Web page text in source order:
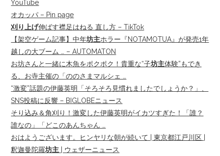
YouTube
オカッパ – Pin page
刈り上げ伸ばす襟足はねる 直し方 – TikTok
【架空ゲーム記事】中年坊主ホラー『NOTAMOTUA』が発売1年
越しの大ブーム … – AUTOMATON
お坊さんと一緒に木魚をポクポク！貴重な“子坊主体験”もでき
る、お寺主催の「ののさまマルシェ …
“激変”話題の伊藤英明「そろそろ見慣れましたでしょうか？」、
SNS投稿に反響 – BIGLOBEニュース
そり込み＆角刈り！激変した伊藤英明がイカツすぎた！「誰？
誰なの」「どこのあんちゃん …
おはようございます。ヒンヤリな朝が続いて | 東京都江戸川区 |
釈迦曼陀羅坊主 | ウェザーニュース